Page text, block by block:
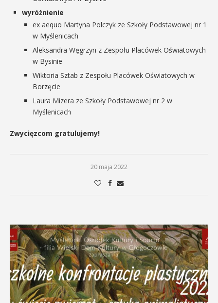
wyróżnienie
ex aequo Martyna Polczyk ze Szkoły Podstawowej nr 1
w Myślenicach
Aleksandra Węgrzyn z Zespołu Placówek Oświatowych
w Bysinie
Wiktoria Sztab z Zespołu Placówek Oświatowych w
Borzęcie
Laura Mizera ze Szkoły Podstawowej nr 2 w
Myślenicach
Zwycięzcom gratulujemy!
20 maja 2022